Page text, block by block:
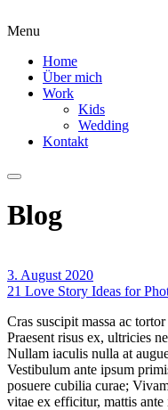
Menu
Home
Über mich
Work
Kids
Wedding
Kontakt
Blog
3. August 2020
21 Love Story Ideas for
Cras suscipit massa ac
Praesent risus ex, ultricies
Nullam iaculis nulla at
Vestibulum ante ipsum
posuere cubilia curae;
vitae ex efficitur, mattis